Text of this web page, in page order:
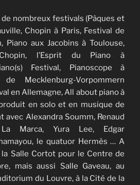
nombreux festivals (Pâques et
Chopin à Paris, Festival de
Piano aux Jacobins à Toulouse,
l’Esprit du Piano à
Festival, Pianoscope à
Mecklenburg-Vorpommern
en Allemagne, All about piano à
en solo et en musique de
avec Alexandra Soumm, Renaud
La Marca, Yura Lee, Edgar
le quatuor Hermès … A
Salle Cortot pour le Centre de
mais aussi Salle Gaveau, au
du Louvre, à la Cité de la